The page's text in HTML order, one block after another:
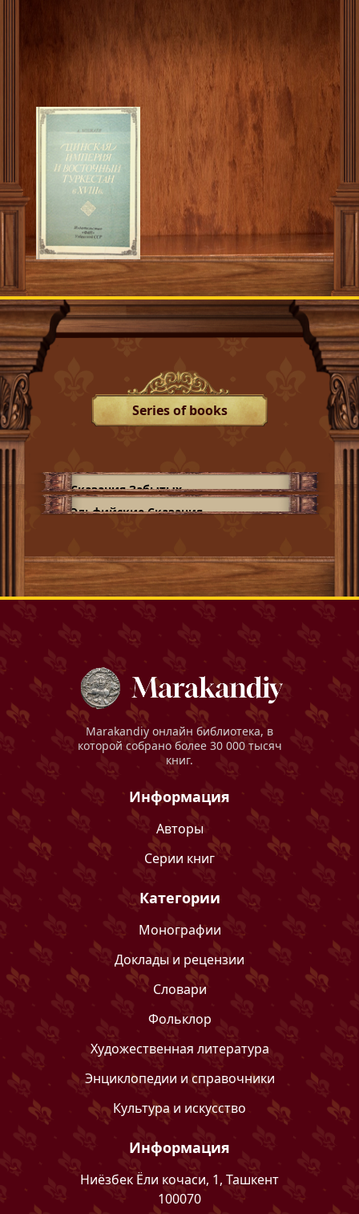
Series of books
Сказания Забытых
Эльфийские Сказания
Marakandiy онлайн библиотека, в
которой собрано более 30 000 тысяч
книг.
Информация
Авторы
Серии книг
Категории
Монографии
Доклады и рецензии
Словари
Фольклор
Художественная литература
Энциклопедии и справочники
Культура и искусство
Информация
Ниёзбек Ёли кочаси, 1, Ташкент
100070